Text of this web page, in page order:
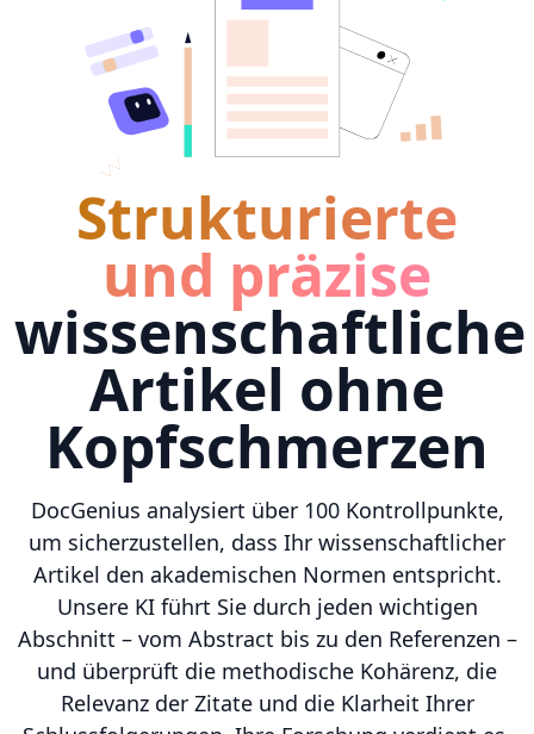
Strukturierte
und präzise
wissenschaftliche
Artikel ohne
Kopfschmerzen
DocGenius analysiert über 100 Kontrollpunkte,
um sicherzustellen, dass Ihr wissenschaftlicher
Artikel den akademischen Normen entspricht.
Unsere KI führt Sie durch jeden wichtigen
Abschnitt – vom Abstract bis zu den Referenzen –
und überprüft die methodische Kohärenz, die
Relevanz der Zitate und die Klarheit Ihrer